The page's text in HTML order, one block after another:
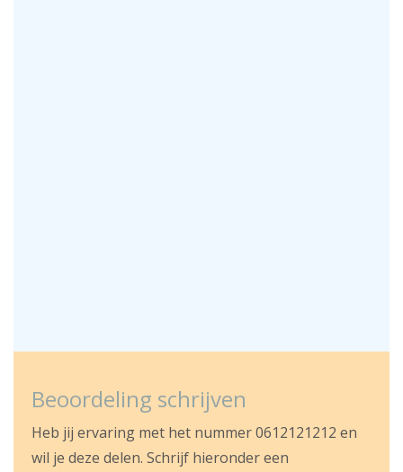
Beoordeling schrijven
Heb jij ervaring met het nummer 0612121212 en
wil je deze delen. Schrijf hieronder een